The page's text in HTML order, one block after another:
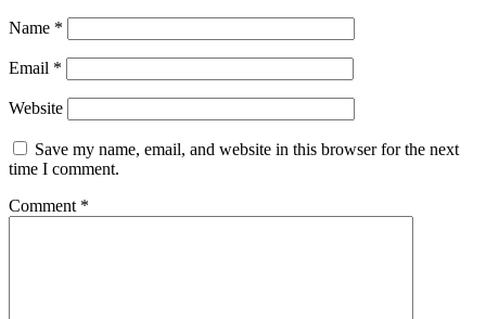
Name *
Email *
Website
Save my name, email, and website in this browser for the next
time I comment.
Comment *